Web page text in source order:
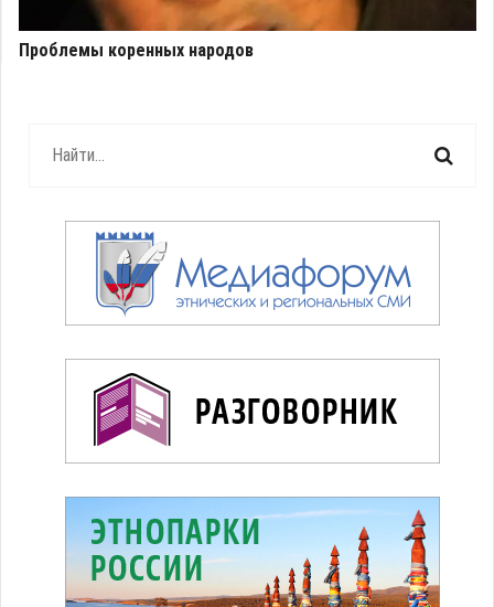
Проблемы коренных народов